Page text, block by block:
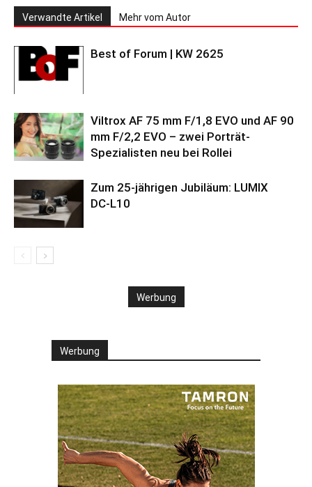
Verwandte Artikel Mehr vom Autor
Best of Forum | KW 2625
Viltrox AF 75 mm F/1,8 EVO und AF 90
mm F/2,2 EVO – zwei Porträt-
Spezialisten neu bei Rollei
Zum 25-jährigen Jubiläum: LUMIX
DC‑L10
Werbung
Werbung